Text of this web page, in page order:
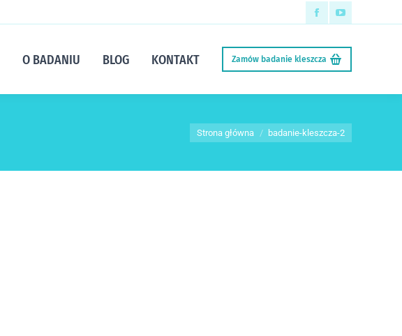
Facebook
page
opens
window
YouTube
page
opens
window
O BADANIU BLOG KONTAKT Zamów badanie kleszcza
Jesteś tutaj:
Strona główna badanie-kleszcza-2